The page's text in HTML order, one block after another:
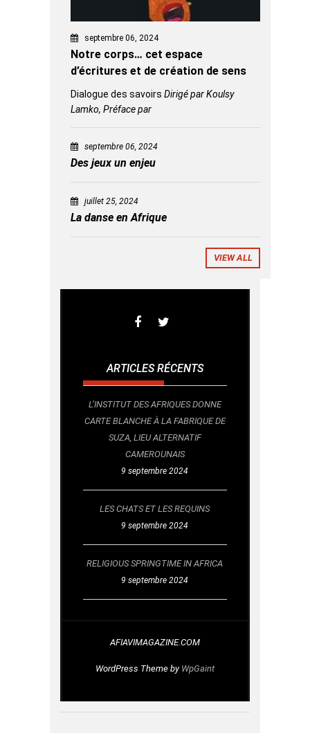
septembre 06, 2024
Notre corps… cet espace
d’écritures et de création de sens
Dialogue des savoirs Dirigé par Koulsy
Lamko, Préface par
septembre 06, 2024
Des jeux un enjeu
juillet 25, 2024
La danse en Afrique
VIEW ALL
ARTICLES RÉCENTS
L’INSTITUT DES AFRIQUES DONNE
CARTE BLANCHE À LA FABRIQUE DE
SUZA, LIEU ALTERNATIF
CAMEROUNAIS
9 septembre 2024
LES CHATS ET LES REQUINS
9 septembre 2024
RELIGIOUS SPRINGTIME IN AFRICA
9 septembre 2024
AFIAVIMAGAZINE.COM
WordPress Theme by WpGaint